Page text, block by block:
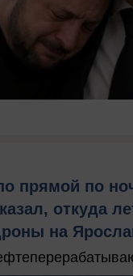
прямой по
откуда
на